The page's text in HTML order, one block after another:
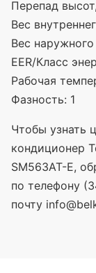
Перепад
Вес
Вес наружного
EER/Класс
Рабочая
Фазность: 1
Чтобы узнать
кондиционер
SM563AT-E,
по телефону
почту